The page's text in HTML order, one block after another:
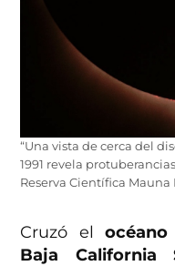
“Una vista de cerca del
1991 revela
Reserva Científica Mauna
Cruzó el
Baja California